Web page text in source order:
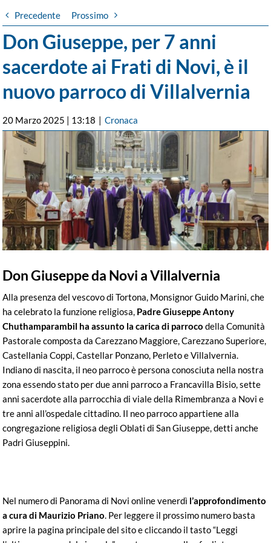
Precedente Prossimo
Don Giuseppe, per 7 anni
sacerdote ai Frati di Novi, è il
nuovo parroco di Villalvernia
20 Marzo 2025 | 13:18 | Cronaca
Ingrandisci
immagine
Don Giuseppe da Novi a Villalvernia
Alla presenza del vescovo di Tortona, Monsignor Guido Marini, che
ha celebrato la funzione religiosa, Padre Giuseppe Antony
Chuthamparambil ha assunto la carica di parroco della Comunità
Pastorale composta da Carezzano Maggiore, Carezzano Superiore,
Castellania Coppi, Castellar Ponzano, Perleto e Villalvernia.
Indiano di nascita, il neo parroco è persona conosciuta nella nostra
zona essendo stato per due anni parroco a Francavilla Bisio, sette
anni sacerdote alla parrocchia di viale della Rimembranza a Novi e
tre anni all’ospedale cittadino. Il neo parroco appartiene alla
congregazione religiosa degli Oblati di San Giuseppe, detti anche
Padri Giuseppini.
Nel numero di Panorama di Novi online venerdì l’approfondimento
a cura di Maurizio Priano. Per leggere il prossimo numero basta
aprire la pagina principale del sito e cliccando il tasto “Leggi